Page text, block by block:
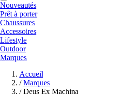
Nouveautés
Prêt à porter
Chaussures
Accessoires
Lifestyle
Outdoor
Marques
Accueil
/ Marques
/ Deus Ex Machina